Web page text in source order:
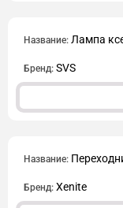
Название: Лампа
Бренд: SVS
Название:
Бренд: Xenite